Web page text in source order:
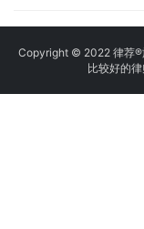
Copyright © 2022 律荐®
比较好的律